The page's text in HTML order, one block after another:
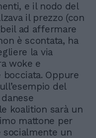
e il nodo del
il prezzo (con
ad affermare
è scontata, ha
la via
woke e
Oppure
del
koalition sarà un
mattone per
un